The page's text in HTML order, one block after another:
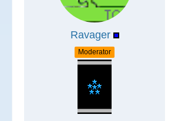
Ravager
Moderator